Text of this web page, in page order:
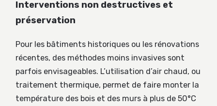
Interventions non destructives et
préservation
Pour les bâtiments historiques ou les rénovations
récentes, des méthodes moins invasives sont
parfois envisageables. L’utilisation d’air chaud, ou
traitement thermique, permet de faire monter la
température des bois et des murs à plus de 50°C